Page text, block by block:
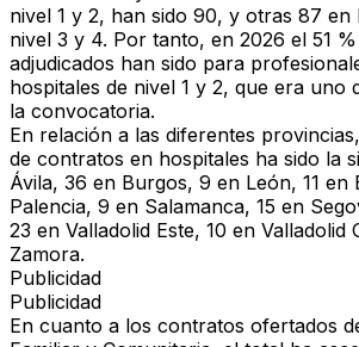
nivel 1 y 2, han sido 90, y otras 87 en
nivel 3 y 4. Por tanto, en 2026 el 51
adjudicados han sido para
hospitales de nivel 1 y 2, que era uno
la convocatoria.
En relación a las diferentes
de contratos en hospitales ha sido la
Ávila, 36 en Burgos, 9 en León, 11 en
Palencia, 9 en Salamanca, 15 en
23 en Valladolid Este, 10 en Valladolid
Zamora.
Publicidad
Publicidad
En cuanto a los contratos ofertados